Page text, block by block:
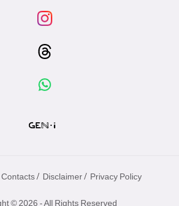
Contacts / Disclaimer / Privacy Policy
© 2026 - All Rights Reserved